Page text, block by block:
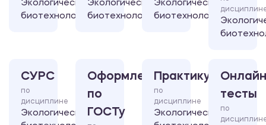
Экологическая
биотехнология
Экологическая
биотехнология
Экологическая
биотехнология
СУРС
по
дисциплине
Экологическая
Оформление
по
ГОСТу
Практикум
по
дисциплине
Экологическая
тесты
по